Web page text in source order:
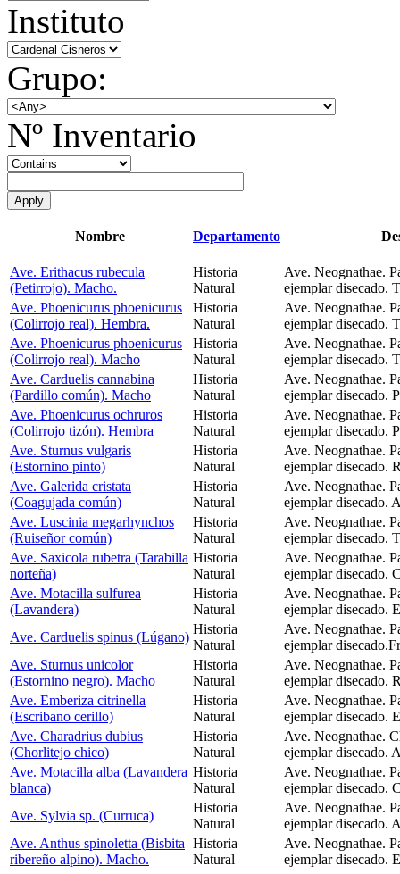
Instituto
Grupo:
Nº Inventario
Nombre Departamento
Ave. Erithacus rubecula
(Petirrojo). Macho.
Historia
Natural
Ave. Neognathae.
ejemplar disecado.
Ave. Phoenicurus phoenicurus
(Colirrojo real). Hembra.
Historia
Natural
Ave. Neognathae.
ejemplar disecado.
Ave. Phoenicurus phoenicurus
(Colirrojo real). Macho
Historia
Natural
Ave. Neognathae.
ejemplar disecado.
Ave. Carduelis cannabina
(Pardillo común). Macho
Historia
Natural
Ave. Neognathae.
ejemplar disecado.
Ave. Phoenicurus ochruros
(Colirrojo tizón). Hembra
Historia
Natural
Ave. Neognathae.
ejemplar disecado.
Ave. Sturnus vulgaris
(Estornino pinto)
Historia
Natural
Ave. Neognathae.
ejemplar disecado.
Ave. Galerida cristata
(Coagujada común)
Historia
Natural
Ave. Neognathae.
ejemplar disecado.
Ave. Luscinia megarhynchos
(Ruiseñor común)
Historia
Natural
Ave. Neognathae.
ejemplar disecado.
Ave. Saxicola rubetra (Tarabilla
norteña)
Historia
Natural
Ave. Neognathae.
ejemplar disecado.
Ave. Motacilla sulfurea
(Lavandera)
Historia
Natural
Ave. Neognathae.
ejemplar disecado.
Ave. Carduelis spinus (Lúgano)
Historia
Natural
Ave. Neognathae.
ejemplar
Ave. Sturnus unicolor
(Estornino negro). Macho
Historia
Natural
Ave. Neognathae.
ejemplar disecado.
Ave. Emberiza citrinella
(Escribano cerillo)
Historia
Natural
Ave. Neognathae.
ejemplar disecado.
Ave. Charadrius dubius
(Chorlitejo chico)
Historia
Natural
Ave. Neognathae.
ejemplar disecado.
Ave. Motacilla alba (Lavandera
blanca)
Historia
Natural
Ave. Neognathae.
ejemplar disecado.
Ave. Sylvia sp. (Curruca)
Historia
Natural
Ave. Neognathae.
ejemplar disecado.
Ave. Anthus spinoletta (Bisbita
ribereño alpino). Macho.
Historia
Natural
Ave. Neognathae.
ejemplar disecado.